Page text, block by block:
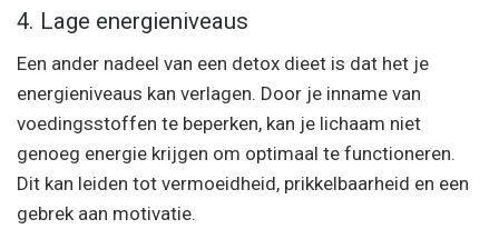
4. Lage energieniveaus
Een ander nadeel van een detox dieet is dat het je
energieniveaus kan verlagen. Door je inname van
voedingsstoffen te beperken, kan je lichaam niet
genoeg energie krijgen om optimaal te functioneren.
Dit kan leiden tot vermoeidheid, prikkelbaarheid en een
gebrek aan motivatie.